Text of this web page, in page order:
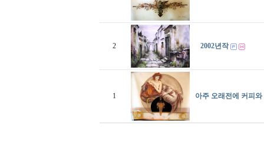
2 2002년작
1 아주 오래전에 커피